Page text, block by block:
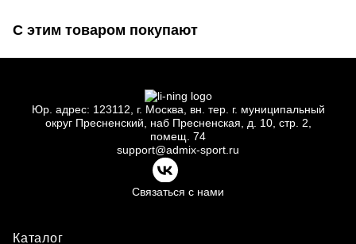
С этим товаром покупают
Юр. адрес: 123112, г. Москва, вн. тер. г. муниципальный
округ Пресненский, наб Пресненская, д.
10, стр. 2,
помещ. 74
support@admix-sport.ru
Связаться с нами
Каталог